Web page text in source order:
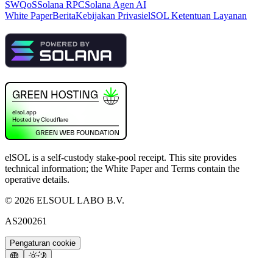
SWQoSSolana RPCSolana Agen AI
White PaperBeritaKebijakan PrivasielSOL Ketentuan Layanan
elSOL is a self-custody stake-pool receipt. This site provides
technical information; the White Paper and Terms contain the
operative details.
© 2026 ELSOUL LABO B.V.
AS200261
Pengaturan cookie